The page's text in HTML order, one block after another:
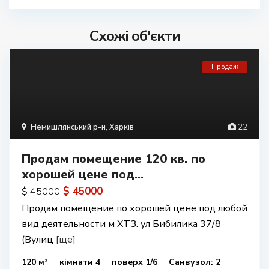
Схожі об'єкти
22
Немишлянський р-н, Харків
Продаж
Продам помещение 120 кв. по
хорошей цене под...
$ 45000 $ 45000
Продам помещение по хорошей цене под любой
вид деятельности м ХТЗ. ул Бибилика 37/8
(Вулиц [ще]
120 м² кімнати 4 поверх 1/6 Санвузол: 2